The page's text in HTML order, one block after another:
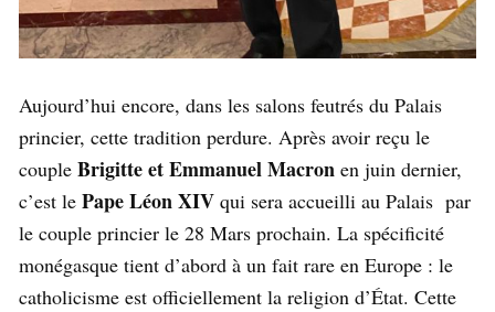
Aujourd’hui encore, dans les salons feutrés du Palais
princier, cette tradition perdure. Après avoir reçu le
couple Brigitte et Emmanuel Macron en juin dernier,
c’est le Pape Léon XIV qui sera accueilli au Palais par
le couple princier le 28 Mars prochain. La spécificité
monégasque tient d’abord à un fait rare en Europe : le
catholicisme est officiellement la religion d’État. Cette